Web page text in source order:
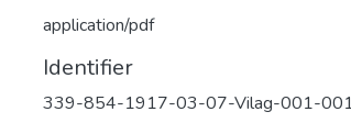
application/pdf
Identifier
339-854-1917-03-07-Vilag-001-